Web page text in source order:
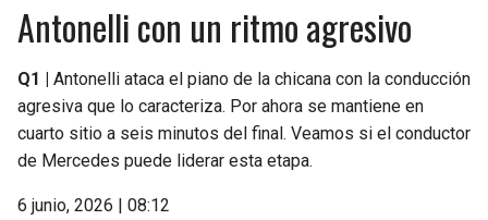
Antonelli con un ritmo agresivo
Q1 |
Antonelli ataca el piano de la chicana con la conducción
agresiva que lo caracteriza. Por ahora se mantiene en
cuarto sitio a seis minutos del final. Veamos si el conductor
de Mercedes puede liderar esta etapa.
6 junio, 2026 | 08:12